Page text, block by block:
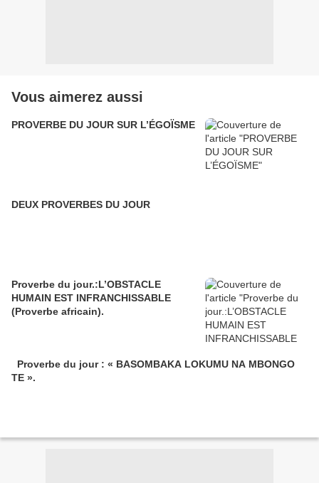
Vous aimerez aussi
PROVERBE DU JOUR SUR L’ÉGOÏSME
DEUX PROVERBES DU JOUR
Proverbe du jour.:L’OBSTACLE
HUMAIN EST INFRANCHISSABLE
(Proverbe africain).
TE ».